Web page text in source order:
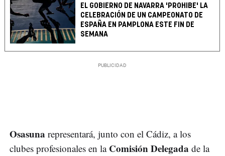
EL GOBIERNO DE NAVARRA 'PROHIBE' LA
CELEBRACIÓN DE UN CAMPEONATO DE
ESPAÑA EN PAMPLONA ESTE FIN DE
SEMANA
Osasuna representará, junto con el Cádiz, a los
clubes profesionales en laComisión Delegada de la